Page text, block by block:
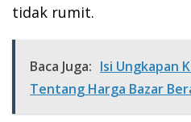
tidak rumit.
Baca Juga: Isi Ungkapan
Tentang Harga Bazar